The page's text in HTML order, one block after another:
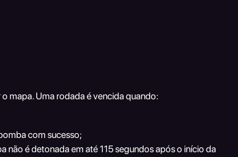
mapa. Uma rodada é vencida quando:
com sucesso;
é detonada em até 115 segundos após o início da